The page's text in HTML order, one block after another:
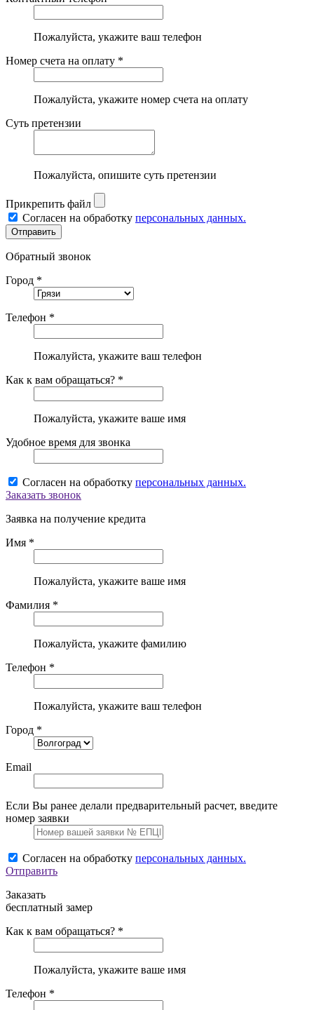
Пожалуйста, укажите ваш телефон
Номер счета на оплату *
Пожалуйста, укажите номер счета на оплату
Суть претензии
Пожалуйста, опишите суть претензии
Прикрепить файл
Согласен на обработку персональных данных.
Обратный звонок
Город *
Телефон *
Пожалуйста, укажите ваш телефон
Как к вам обращаться? *
Пожалуйста, укажите ваше имя
Удобное время для звонка
Согласен на обработку персональных данных.
Заказать звонок
Заявка на получение кредита
Имя *
Пожалуйста, укажите ваше имя
Фамилия *
Пожалуйста, укажите фамилию
Телефон *
Пожалуйста, укажите ваш телефон
Город *
Email
Если Вы ранее делали предварительный расчет, введите
номер заявки
Согласен на обработку персональных данных.
Отправить
Заказать
бесплатный замер
Как к вам обращаться? *
Пожалуйста, укажите ваше имя
Телефон *